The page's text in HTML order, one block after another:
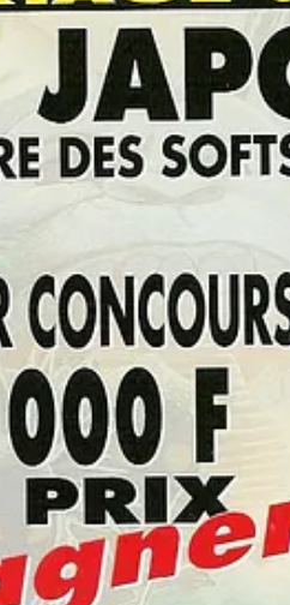
davantage pour s’amuser des
d’être au coeur d’une aventure
avocat gaffeur qui finira accusé du